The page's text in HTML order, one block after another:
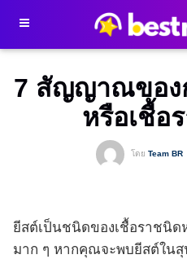
7 สัญญาณของ
หรือเชื้อ
โดย Team BR
ยีสต์เป็นชนิดของเชื้อราชนิด
มาก ๆ หากคุณจะพบยีสต์ใน